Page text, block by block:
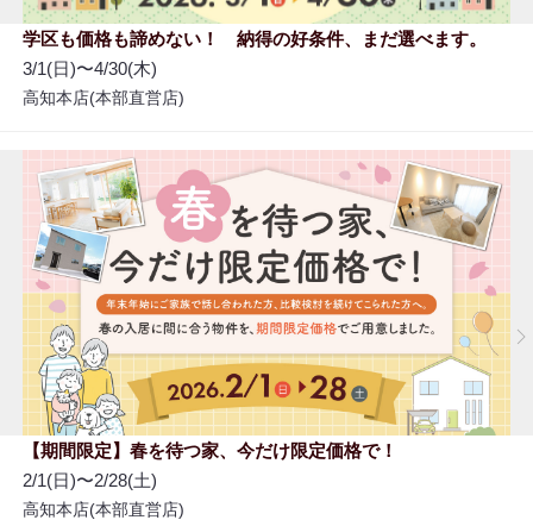
学区も価格も諦めない！ 納得の好条件、まだ選べます。
3/1(日)〜4/30(木)
高知本店(本部直営店)
【期間限定】春を待つ家、今だけ限定価格で！
2/1(日)〜2/28(土)
高知本店(本部直営店)